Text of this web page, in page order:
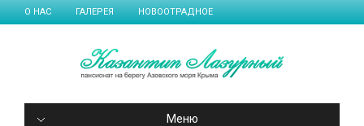
О НАС ГАЛЕРЕЯ НОВООТРАДНОЕ
Меню